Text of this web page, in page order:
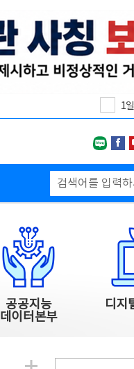
1
네이
공공지능
데이터본부
디지
알림관련 더보기